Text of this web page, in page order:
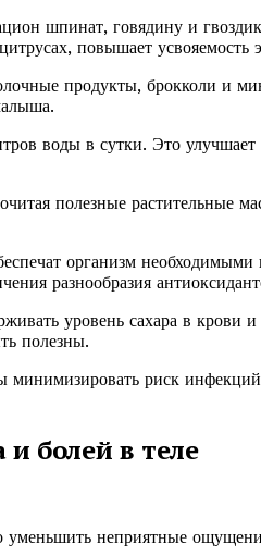
шпинат, говядину и
повышает усвояемость
продукты, брокколи и
воды в сутки. Это
полезные растительные
организм
разнообразия
уровень сахара в крови
полезны.
минимизировать риск
болей в теле
уменьшить неприятные